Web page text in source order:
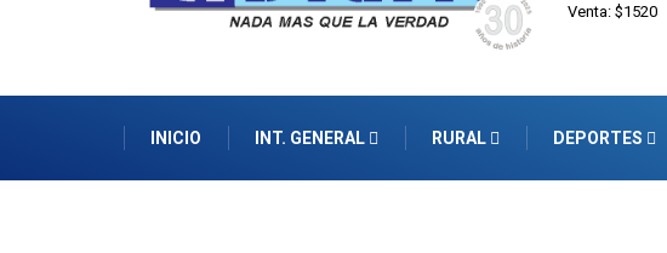
Venta: $1520
INICIO INT. GENERAL RURAL DEPORTES